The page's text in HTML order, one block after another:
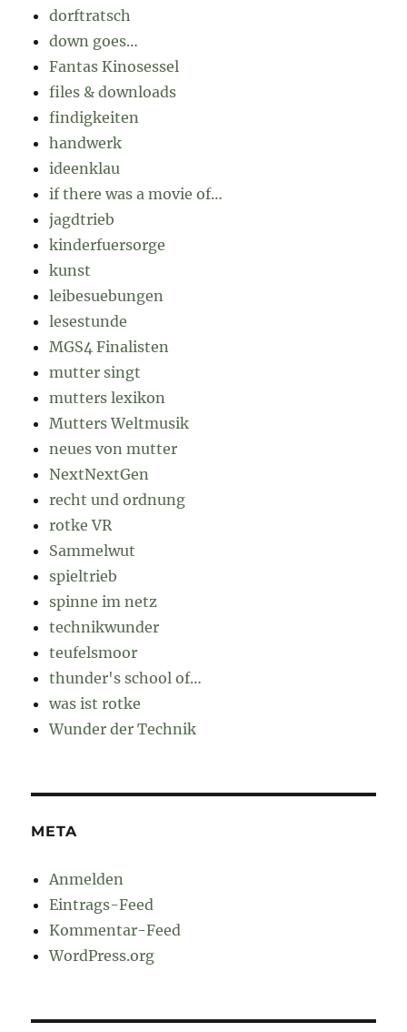
dorftratsch
down goes…
Fantas Kinosessel
files & downloads
findigkeiten
handwerk
ideenklau
if there was a movie of…
jagdtrieb
kinderfuersorge
kunst
leibesuebungen
lesestunde
MGS4 Finalisten
mutter singt
mutters lexikon
Mutters Weltmusik
neues von mutter
NextNextGen
recht und ordnung
rotke VR
Sammelwut
spieltrieb
spinne im netz
technikwunder
teufelsmoor
thunder's school of…
was ist rotke
Wunder der Technik
META
Anmelden
Eintrags-Feed
Kommentar-Feed
WordPress.org